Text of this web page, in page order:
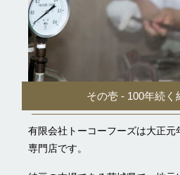
その壱 - 100年続く
有限会社トーコーフーズは大正元
専門店です。